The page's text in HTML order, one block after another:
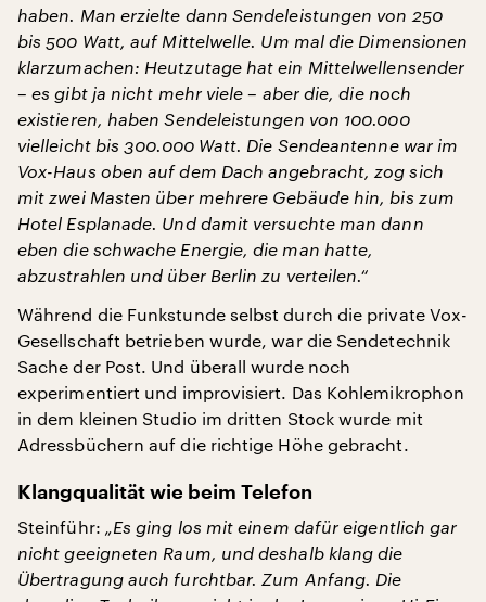
haben. Man erzielte dann Sendeleistungen von 250
bis 500 Watt, auf Mittelwelle. Um mal die Dimensionen
klarzumachen: Heutzutage hat ein Mittelwellensender
– es gibt ja nicht mehr viele – aber die, die noch
existieren, haben Sendeleistungen von 100.000
vielleicht bis 300.000 Watt. Die Sendeantenne war im
Vox-Haus oben auf dem Dach angebracht, zog sich
mit zwei Masten über mehrere Gebäude hin, bis zum
Hotel Esplanade. Und damit versuchte man dann
eben die schwache Energie, die man hatte,
abzustrahlen und über Berlin zu verteilen.“
Während die Funkstunde selbst durch die private Vox-
Gesellschaft betrieben wurde, war die Sendetechnik
Sache der Post. Und überall wurde noch
experimentiert und improvisiert. Das Kohlemikrophon
in dem kleinen Studio im dritten Stock wurde mit
Adressbüchern auf die richtige Höhe gebracht.
Klangqualität wie beim Telefon
Steinführ: „Es ging los mit einem dafür eigentlich gar
nicht geeigneten Raum, und deshalb klang die
Übertragung auch furchtbar. Zum Anfang. Die